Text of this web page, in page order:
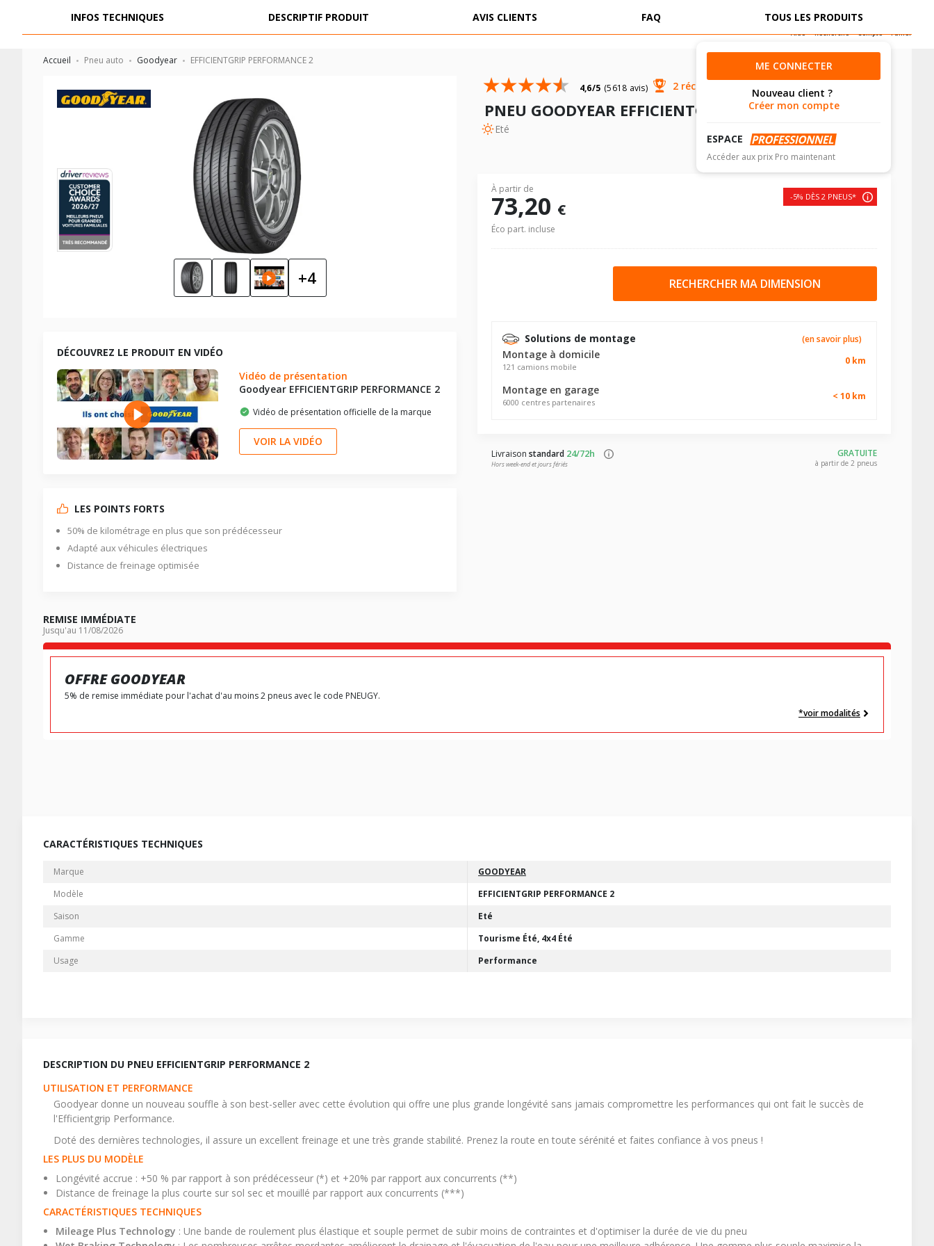
PNEUS MOTO PNEUS QUAD / AGRI / PL MONTAGE PROMOTIONS
Aide Recherche Compte Panier
ME CONNECTER
Nouveau client ?
Créer mon compte
ESPACE
Accéder aux prix Pro maintenant
Accueil Pneu auto Goodyear EFFICIENTGRIP PERFORMANCE 2
+4
DÉCOUVREZ LE PRODUIT EN VIDÉO
Vidéo de présentation
Goodyear EFFICIENTGRIP PERFORMANCE 2
Vidéo de présentation officielle de la marque
VOIR LA VIDÉO
LES POINTS FORTS
50% de kilométrage en plus que son prédécesseur
Adapté aux véhicules électriques
Distance de freinage optimisée
4,6/5 (5618 avis) 2 récompenses
PNEU GOODYEAR EFFICIENTGRIP PERFORMANCE 2
Eté
À partir de
73,20 €
-5% DÈS 2 PNEUS*
Éco part. incluse
RECHERCHER MA DIMENSION
Solutions de montage (en savoir plus)
Montage à domicile
121 camions mobile
0 km
Montage en garage
6000 centres partenaires
< 10 km
Livraison standard 24/72h
Hors week-end et jours fériés
GRATUITE
à partir de 2 pneus
REMISE IMMÉDIATE
Jusqu'au 11/08/2026
OFFRE GOODYEAR
5% de remise immédiate pour l'achat d'au moins 2 pneus avec le code PNEUGY.
*voir modalités
INFOS TECHNIQUES DESCRIPTIF PRODUIT AVIS CLIENTS FAQ TOUS LES PRODUITS
CARACTÉRISTIQUES TECHNIQUES
Marque
GOODYEAR
Modèle
EFFICIENTGRIP PERFORMANCE 2
Saison
Eté
Gamme
Tourisme Été, 4x4 Été
Usage
Performance
DESCRIPTION DU PNEU EFFICIENTGRIP PERFORMANCE 2
UTILISATION ET PERFORMANCE
Goodyear donne un nouveau souffle à son best-seller avec cette évolution qui offre une plus grande longévité sans jamais compromettre les performances qui ont fait le succès de
l'Efficientgrip Performance.
Doté des dernières technologies, il assure un excellent freinage et une très grande stabilité. Prenez la route en toute sérénité et faites confiance à vos pneus !
LES PLUS DU MODÈLE
Longévité accrue : +50 % par rapport à son prédécesseur (*) et +20% par rapport aux concurrents (**)
Distance de freinage la plus courte sur sol sec et mouillé par rapport aux concurrents (***)
CARACTÉRISTIQUES TECHNIQUES
Mileage Plus Technology : Une bande de roulement plus élastique et souple permet de subir moins de contraintes et d'optimiser la durée de vie du pneu